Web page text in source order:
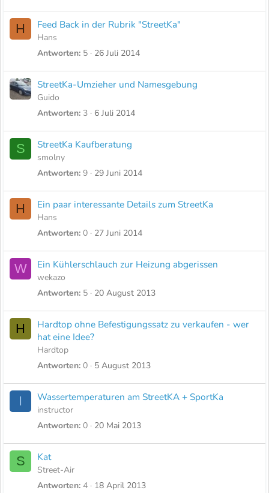
H Feed Back in der Rubrik "StreetKa"
Hans
Antworten 5 26 Juli 2014
StreetKa-Umzieher und Namesgebung
Guido
Antworten 3 6 Juli 2014
S StreetKa Kaufberatung
smolny
Antworten 9 29 Juni 2014
H Ein paar interessante Details zum StreetKa
Hans
Antworten 0 27 Juni 2014
W Ein Kühlerschlauch zur Heizung abgerissen
wekazo
Antworten 5 20 August 2013
H
Hardtop ohne Befestigungssatz zu verkaufen - wer
hat eine Idee?
Hardtop
Antworten 0 5 August 2013
I Wassertemperaturen am StreetKA + SportKa
instructor
Antworten 0 20 Mai 2013
S Kat
Street-Air
Antworten 4 18 April 2013